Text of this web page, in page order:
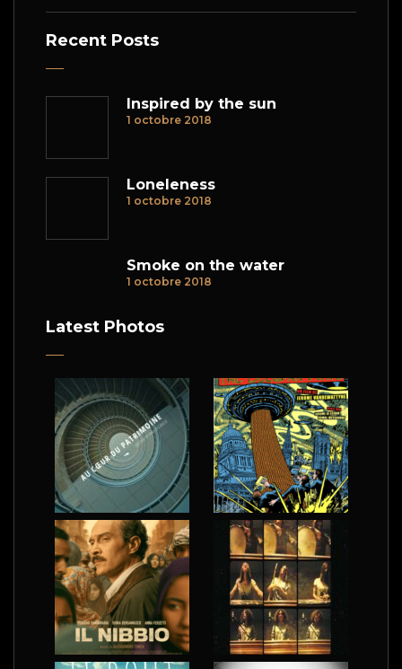
Recent Posts
Inspired by the sun
1 octobre 2018
Loneleness
1 octobre 2018
Smoke on the water
1 octobre 2018
Latest Photos